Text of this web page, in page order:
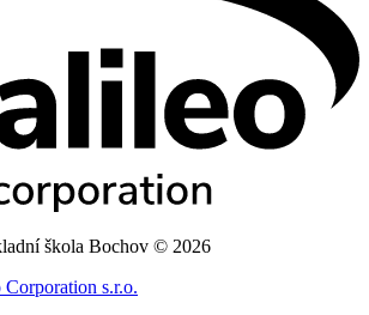
škola Bochov © 2026
s.r.o.